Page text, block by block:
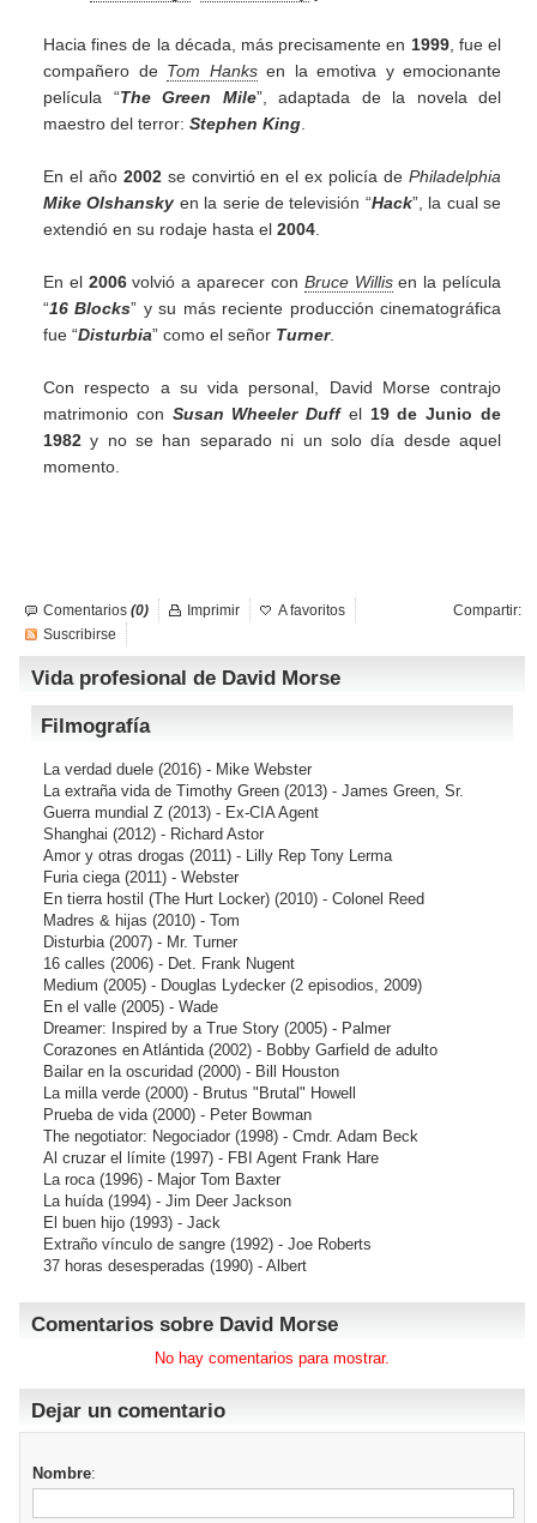
Hacia fines de la década, más precisamente en 1999, fue el
compañero de Tom Hanksen la emotiva y emocionante
película “The Green Mile”, adaptada de la novela del
maestro del terror: Stephen King
En el año 2002se convirtió en el ex policía dePhiladelphia
Mike Olshansky en la serie de televisión “Hack”, la cual se
extendió en su rodaje hasta el 2004
En el 2006volvió a aparecer con Bruce Willisen la película
“16 Blocks” y su más reciente producción cinematográfica
fue “Disturbia” como el señor Turner.
Con respecto a su vida personal, David Morse contrajo
matrimonio con Susan Wheeler Duffel 19 de Junio de
1982 y no se han separado ni un solo día desde aquel
momento.
Comentarios (0) Compartir:
Imprimir
A favoritos
Suscribirse
Vida profesional de David Morse
Filmografía
La verdad duele (2016) - Mike Webster
La extraña vida de Timothy Green (2013) - James Green, Sr.
Guerra mundial Z (2013) - Ex-CIA Agent
Shanghai (2012) - Richard Astor
Amor y otras drogas (2011) - Lilly Rep Tony Lerma
Furia ciega(2011) - Webster
En tierra hostil (The Hurt Locker) (2010) - Colonel Reed
Madres & hijas (2010) - Tom
Disturbia(2007) - Mr. Turner
16 calles (2006) - Det. Frank Nugent
Medium (2005) - Douglas Lydecker (2 episodios, 2009)
En el valle (2005) - Wade
Dreamer: Inspired by a True Story (2005) - Palmer
Corazones en Atlántida(2002) - Bobby Garfield de adulto
Bailar en la oscuridad (2000) - Bill Houston
La milla verde (2000) - Brutus "Brutal" Howell
Prueba de vida(2000) - Peter Bowman
The negotiator: Negociador (1998) - Cmdr. Adam Beck
Al cruzar el límite (1997) - FBI Agent Frank Hare
La roca(1996) - Major Tom Baxter
La huída(1994) - Jim Deer Jackson
El buen hijo (1993) - Jack
Extraño vínculo de sangre (1992) - Joe Roberts
37 horas desesperadas (1990) - Albert
Comentarios sobre David Morse
No hay comentarios para mostrar.
Dejar un comentario
Nombre: